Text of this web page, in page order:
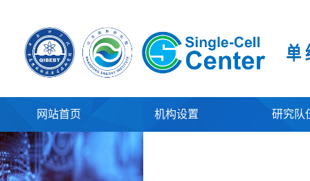
网站首页 机构设置 研究队